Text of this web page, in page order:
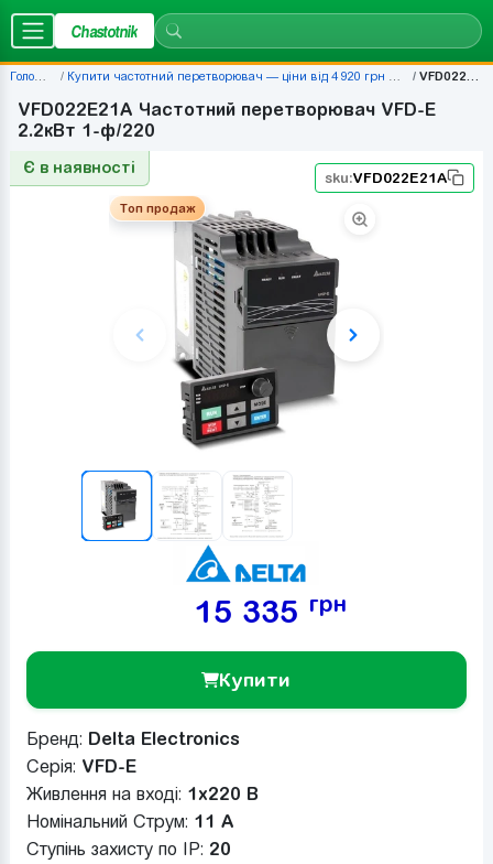
Chastotnik
Головна Купити частотний перетворювач — ціни від 4 920 грн | Chastotnik.ua VFD022E21A
VFD022E21A Частотний перетворювач VFD-E
2.2кВт 1-ф/220
Є в наявності
sku:VFD022E21A
Топ продаж
15 335 грн
Купити
Бренд: Delta Electronics
Серія: VFD-E
Живлення на вході: 1x220 В
Номінальний Струм: 11 A
Ступінь захисту по IP: 20